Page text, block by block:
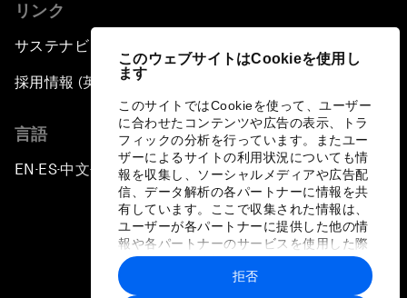
このウェブサイトはCookieを使用し
ます
このサイトではCookieを使って、ユーザー
に合わせたコンテンツや広告の表示、トラ
フィックの分析を行っています。またユー
ザーによるサイトの利用状況についても情
報を収集し、ソーシャルメディアや広告配
信、データ解析の各パートナーに情報を共
有しています。ここで収集された情報は、
ユーザーが各パートナーに提供した他の情
報や各パートナーのサービスを使用した際
に収集された情報と組み合わされ、各パー
トナーによって使用されることがありま
拒否
リンク
サステナビリティへの取り組み
採用情報 (英語のみ)
言語
EN ▪ ES▪中文▪ 日本語
プライバシーポリシーと利用規約